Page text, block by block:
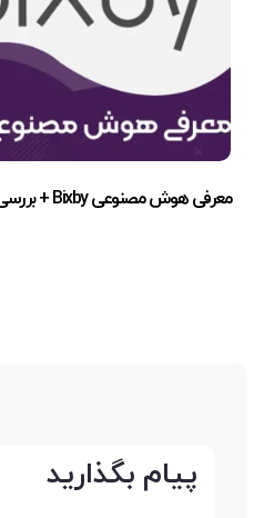
معرفی هوش مصنوعی Bixby + بررسی 6 قابلیت آن
پیام بگذارید